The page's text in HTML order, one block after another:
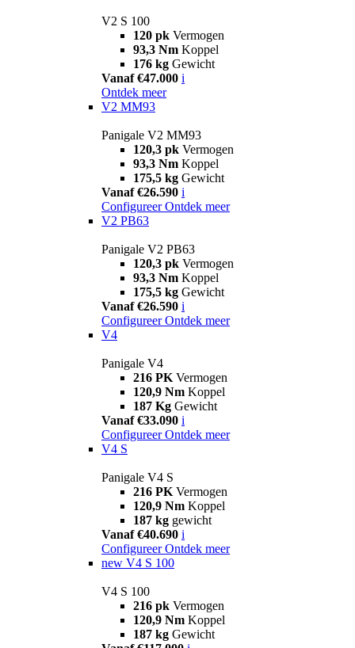
V2 S 100
120 pk Vermogen
93,3 Nm Koppel
176 kg Gewicht
Vanaf €47.000 i
Ontdek meer
V2 MM93
Panigale V2 MM93
120,3 pk Vermogen
93,3 Nm Koppel
175,5 kg Gewicht
Vanaf €26.590 i
Configureer Ontdek meer
V2 PB63
Panigale V2 PB63
120,3 pk Vermogen
93,3 Nm Koppel
175,5 kg Gewicht
Vanaf €26.590 i
Configureer Ontdek meer
V4
Panigale V4
216 PK Vermogen
120,9 Nm Koppel
187 Kg Gewicht
Vanaf €33.090 i
Configureer Ontdek meer
V4 S
Panigale V4 S
216 PK Vermogen
120,9 Nm Koppel
187 kg gewicht
Vanaf €40.690 i
Configureer Ontdek meer
new V4 S 100
V4 S 100
216 pk Vermogen
120,9 Nm Koppel
187 kg Gewicht